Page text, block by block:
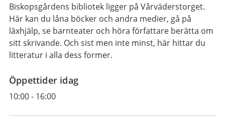
Biskopsgårdens bibliotek ligger på Vårväderstorget.
Här kan du låna böcker och andra medier, gå på
läxhjälp, se barnteater och höra författare berätta om
sitt skrivande. Och sist men inte minst, här hittar du
litteratur i alla dess former.
Öppettider idag
10:00- 16:00